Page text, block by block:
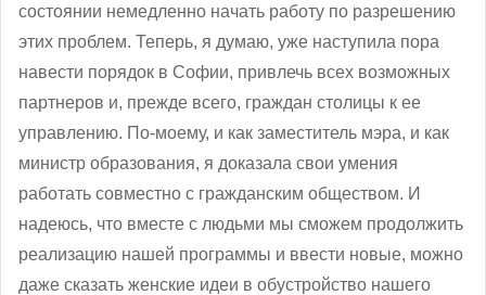
состоянии немедленно начать работу по разрешению
этих проблем. Теперь, я думаю, уже наступила пора
навести порядок в Софии, привлечь всех возможных
партнеров и, прежде всего, граждан столицы к ее
управлению. По-моему, и как заместитель мэра, и как
министр образования, я доказала свои умения
работать совместно с гражданским обществом. И
надеюсь, что вместе с людьми мы сможем продолжить
реализацию нашей программы и ввести новые, можно
даже сказать женские идеи в обустройство нашего